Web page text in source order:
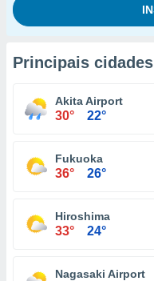
Principais cidades
Akita Airport
30° 22°
Fukuoka
36° 26°
Hiroshima
33° 24°
Nagasaki Airport